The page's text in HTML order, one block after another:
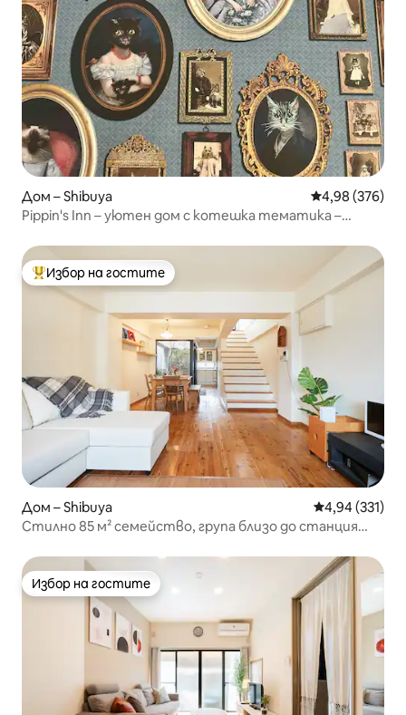
Дом – Shibuya Средна
4,98 (376)
Pippin's Inn – уютен дом с котешка тематика –
Най-популярен избор на гостите
Избор на гостите
Дом – Shibuya Средна
4,94 (331)
Стилно 85 м² семейство, група близо до станция
Избор на гостите
Избор на гостите